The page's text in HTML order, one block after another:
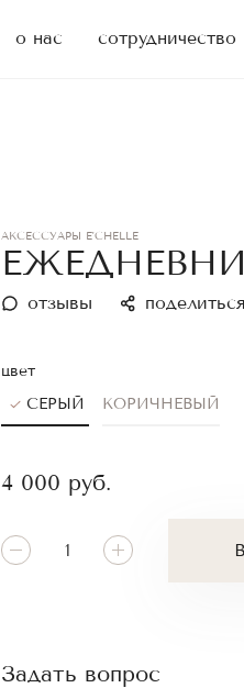
о нас сотрудничество
АКСЕССУАРЫ E'CHELLE
отзывы поделиться
цвет
СЕРЫЙ
КОРИЧНЕВЫЙ
4 000 руб.
Задать вопрос